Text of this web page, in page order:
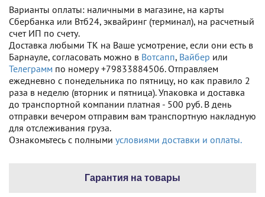
Варианты оплаты: наличными в магазине, на карты
Сбербанка или Втб24, эквайринг (терминал), на расчетный
счет ИП по счету.
Доставка любыми ТК на Ваше усмотрение, если они есть в
Барнауле, согласовать можно в Вотсапп, Вайбер или
Телеграмм по номеру +79833884506. Отправляем
ежедневно с понедельника по пятницу, но как правило 2
раза в неделю (вторник и пятница). Упаковка и доставка
до транспортной компании платная - 500 руб. В день
отправки вечером отправим вам транспортную накладную
для отслеживания груза.
Ознакомьтесь с полными условиями доставки и оплаты.
Гарантия на товары